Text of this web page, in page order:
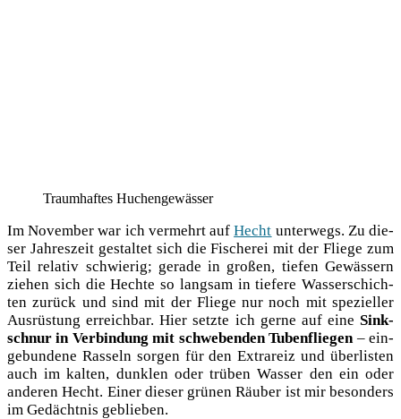
Traum­haf­tes Huchengewässer
Im Novem­ber war ich ver­mehrt aufHecht unter­wegs. Zu die­
ser Jah­res­zeit gestal­tet sich die Fische­rei mit der Flie­ge zum
Teil rela­tiv schwie­rig; gera­de in gro­ßen, tie­fen Gewäs­sern
zie­hen sich die Hech­te so lang­sam in tie­fe­re Was­ser­schich­
ten zurück und sind mit der Flie­ge nur noch mit spe­zi­el­ler
Aus­rüs­tung erreich­bar. Hier setz­te ich ger­ne auf eine Sink­
schnur in Ver­bin­dung mit schwe­ben­den Tuben­flie­gen – ein­
ge­bun­de­ne Ras­seln sor­gen für den Ext­ra­reiz und über­lis­ten
auch im kal­ten, dunk­len oder trü­ben Was­ser den ein oder
ande­ren Hecht. Einer die­ser grü­nen Räu­ber ist mir beson­ders
im Gedächt­nis geblieben.